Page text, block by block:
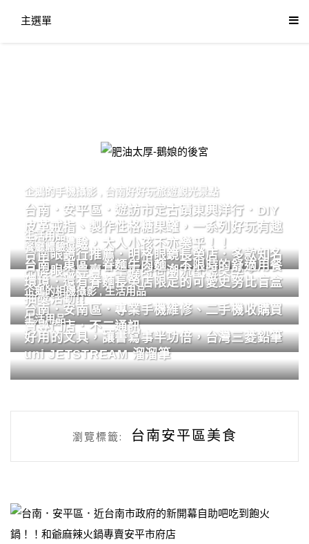
主選單
肥油太厚-鵝娘的後宮
企鵝的手機攝影 台南好好玩旅遊觀光景點
台南．安平區．遊訪市定古蹟東興洋行．DIY
皮革戒指、製作性格糖果罐，一系列好玩有趣
的手作體驗，大人小孩不亦樂乎！！
生活用品
台南眼鏡行推薦．明格眼鏡長榮店．多款知名
品牌眼鏡專賣．掌握時尚潮流配鏡美學。
餐廳體驗
台南．東區．眷麵牛肉麵．不限時的舒適用餐
環境．還有眷麵長榮店限定的可愛史努比盲盒
抽獎活動!!
企鵝的相機攝影,生活用品
台南．安南區．專業手機維修、二手機收購買
賣專門店．不二通訊
生活用品
好用的文具，讓書寫事半功倍，台灣三菱鉛筆
uni JETSTREAM 溜溜筆
瀏覽標籤: 台南安平區美食